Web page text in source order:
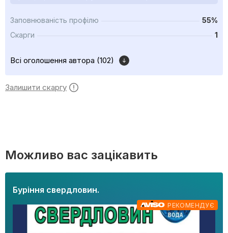
Заповнюваність профілю
55%
Скарги
1
Всі оголошення автора (102)
Залишити скаргу
Можливо вас зацікавить
Буріння свердловин.
РЕКОМЕНДУЄ